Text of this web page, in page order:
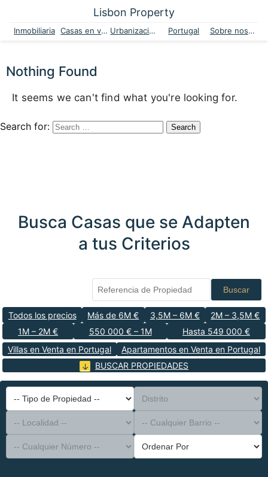
Lisbon Property
Inmobiliaria Casas en venta Urbanizaciones Portugal Sobre nosotros
Nothing Found
It seems we can't find what you're looking for.
Search for:
Busca Casas que se Adapten
a tus Criterios
Buscar
Todos los precios Más de 6M € 3,5M – 6M €
2M – 3,5M €
1M – 2M €
550 000 € – 1M
Hasta 549 000 €
Villas en Venta en Portugal
Apartamentos en Venta en Portugal
BUSCAR PROPIEDADES
-- Tipo de Propiedad --
Distrito
-- Localidad --
-- Cualquier Barrio --
-- Cualquier Número --
Ordenar Por